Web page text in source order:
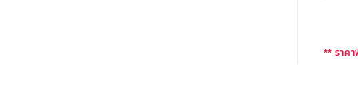
** ราค